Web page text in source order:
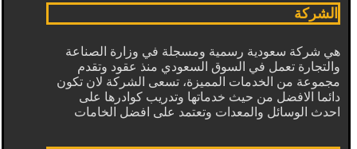
الشركة
هي شركة سعودية رسمية ومسجلة في وزارة الصناعة
والتجارة تعمل في السوق السعودي منذ عقود وتقدم
مجموعة من الخدمات المميزة، تسعى الشركة لان تكون
دائما الافضل من حيث خدماتها وتدريب كوادرها على
احدث الوسائل والمعدات وتعتمد على افضل الخامات